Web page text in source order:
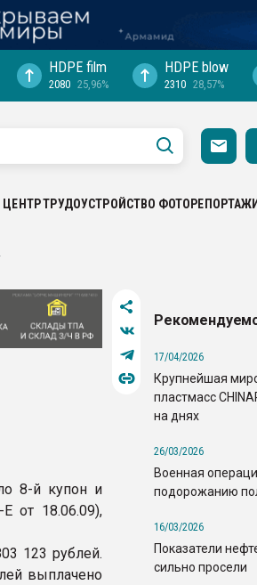
HDPE film
2080 25,96%
HDPE blow
2310 28,57%
ТРУДОУСТРОЙСТВО ФОТОРЕПОРТАЖИ
8-й купон и
от 18.06.09),
123 рублей.
выплачено
17/04/2026
Крупнейшая
пластмасс
на днях
26/03/2026
Военная
подорожанию
16/03/2026
Показатели
сильно просели